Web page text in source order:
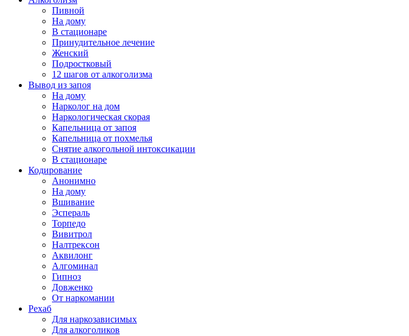
Пивной
На дому
В стационаре
Принудительное лечение
Женский
Подростковый
12 шагов от алкоголизма
Вывод из запоя
На дому
Нарколог на дом
Наркологическая скорая
Капельница от запоя
Капельница от похмелья
Снятие алкогольной интоксикации
В стационаре
Кодирование
Анонимно
На дому
Вшивание
Эспераль
Торпедо
Вивитрол
Налтрексон
Аквилонг
Алгоминал
Гипноз
Довженко
От наркомании
Рехаб
Для наркозависимых
Для алкоголиков